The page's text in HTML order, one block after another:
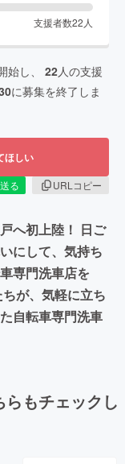
支援者数22 人
始し、 22人の支援
に募集を終了しま
ほしい
る
URLコピー
へ初上陸！ 日ご
にして、気持ち
専門洗車店を
が、気軽に立ち
自転車専門洗車
もチェックし